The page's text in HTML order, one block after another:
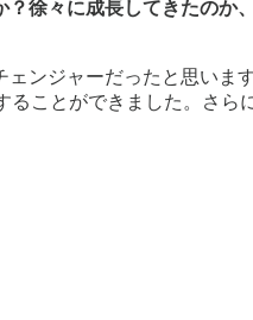
徐々に成長してきたのか
ンジャーだったと思いま
ことができました。さら